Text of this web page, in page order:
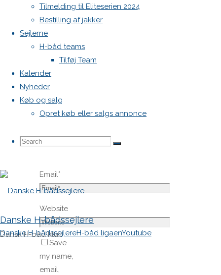
Tilmelding til Eliteserien 2024
Bestilling af jakker
Sejlerne
H-båd teams
Tilføj Team
Kalender
Nyheder
Køb og salg
Opret køb eller salgs annonce
Search
Search
Search
Danske H-bådssejlere
Dansk H-båd klub
Danske H-bådssejlereH-båd ligaenYoutube
felter er
markeret
med
Comment
Name*
Email*
Website
Save
my name,
email,